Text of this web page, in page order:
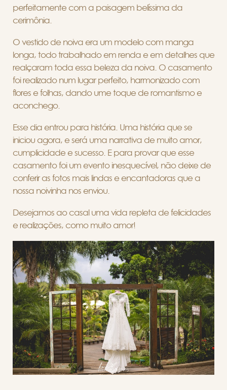
perfeitamente com a paisagem belíssima da
cerimônia.
O vestido de noiva era um modelo com manga
longa, todo trabalhado em renda e em detalhes que
realçaram toda essa beleza da noiva. O casamento
foi realizado num lugar perfeito, harmonizado com
flores e folhas, dando ume toque de romantismo e
aconchego.
Esse dia entrou para história. Uma história que se
iniciou agora, e será uma narrativa de muito amor,
cumplicidade e sucesso. E para provar que esse
casamento foi um evento inesquecível, não deixe de
conferir as fotos mais lindas e encantadoras que a
nossa noivinha nos enviou.
Desejamos ao casal uma vida repleta de felicidades
e realizações, como muito amor!